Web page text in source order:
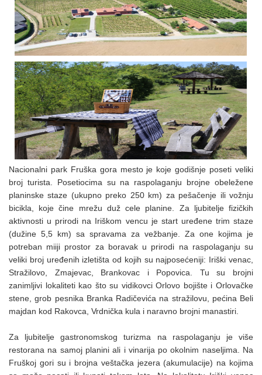
Nacionalni park Fruška gora mesto je koje godišnje poseti veliki
broj turista. Posetiocima su na raspolaganju brojne obeležene
planinske staze (ukupno preko 250 km) za pešačenje ili vožnju
bicikla, koje čine mrežu duž cele planine. Za ljubitelje fizičkih
aktivnosti u prirodi na Iriškom vencu je start uređene trim staze
(dužine 5,5 km) sa spravama za vežbanje. Za one kojima je
potreban miiji prostor za boravak u prirodi na raspolaganju su
veliki broj uređenih izletišta od kojih su najposećeniji: Iriški venac,
Stražilovo, Zmajevac, Brankovac i Popovica. Tu su brojni
zanimljivi lokaliteti kao što su vidikovci Orlovo bojište i Orlovačke
stene, grob pesnika Branka Radičevića na stražilovu, pećina Beli
majdan kod Rakovca, Vrdnička kula i naravno brojni manastiri.
Za ljubitelje gastronomskog turizma na raspolaganju je više
restorana na samoj planini ali i vinarija po okolnim naseljima. Na
Fruškoj gori su i brojna veštačka jezera (akumulacije) na kojima